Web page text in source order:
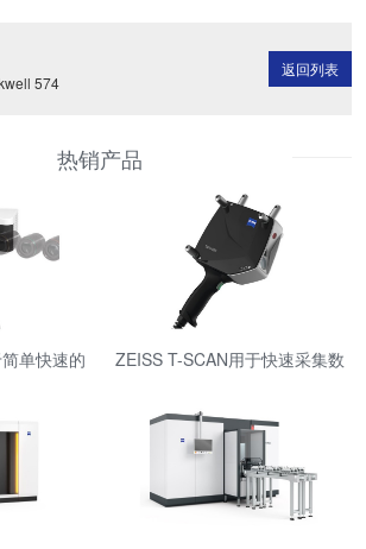
574
返回列表
热销产品
单快速的
ZEISS T-SCAN用于快速采集数